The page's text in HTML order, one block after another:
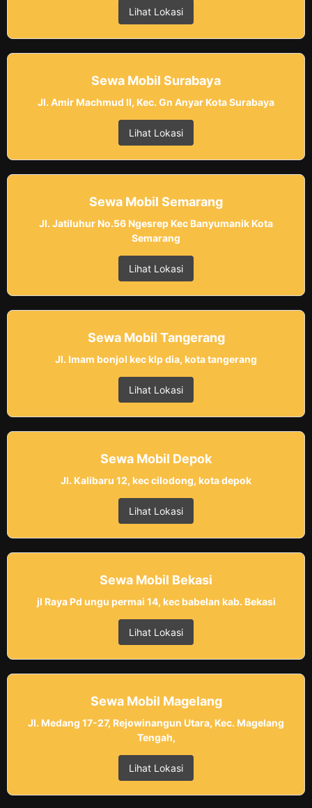
Lihat Lokasi
Sewa Mobil Surabaya
Jl. Amir Machmud II, Kec. Gn Anyar Kota Surabaya
Lihat Lokasi
Sewa Mobil Semarang
Jl. Jatiluhur No.56 Ngesrep Kec Banyumanik Kota
Semarang
Lihat Lokasi
Sewa Mobil Tangerang
Jl. Imam bonjol kec klp dia, kota tangerang
Lihat Lokasi
Sewa Mobil Depok
Jl. Kalibaru 12, kec cilodong, kota depok
Lihat Lokasi
Sewa Mobil Bekasi
jl Raya Pd ungu permai 14, kec babelan kab. Bekasi
Lihat Lokasi
Sewa Mobil Magelang
Jl. Medang 17-27, Rejowinangun Utara, Kec. Magelang
Tengah,
Lihat Lokasi